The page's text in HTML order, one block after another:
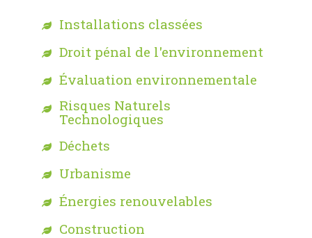
Installations classées
Droit pénal de l'environnement
Évaluation environnementale
Risques Naturels
Technologiques
Déchets
Urbanisme
Énergies renouvelables
Construction